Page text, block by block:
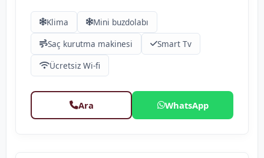
Klima
Mini buzdolabı
Saç kurutma makinesi
Smart Tv
Ücretsiz Wi-fi
Ara WhatsApp